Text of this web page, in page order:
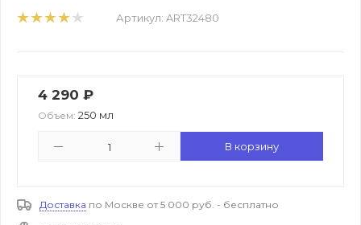
Артикул: ART32480
4 290 ₽
Объем: 250 мл
В корзину
Доставка по Москве от 5 000 руб. - бесплатно